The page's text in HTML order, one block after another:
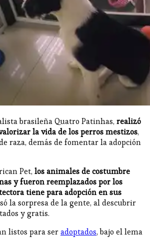
brasileña Quatro Patinhas, realizó
la vida de los perros mestizos,
raza, demás de fomentar la adopción
Pet, los animales de costumbre
y fueron reemplazados por los
tiene para adopción en sus
la sorpresa de la gente, al descubrir
y gratis.
listos para seradoptados, bajo el lema